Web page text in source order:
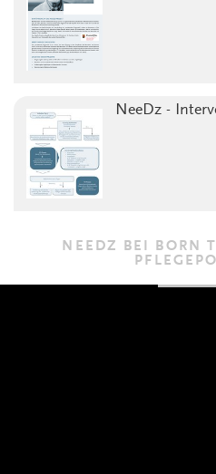
NeeDz -
NEEDZ BEI BORN